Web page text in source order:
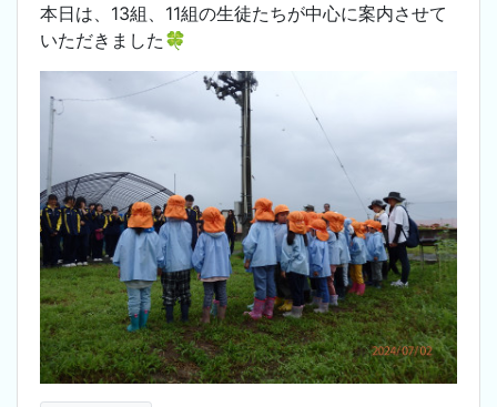
本日は、13組、11組の生徒たちが中心に案内させて
いただきました🍀